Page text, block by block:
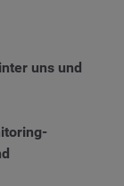
uns und